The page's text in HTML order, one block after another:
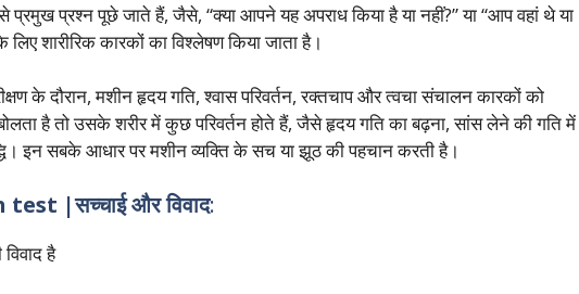
प्रमुख प्रश्न पूछे जाते हैं, जैसे, “क्या आपने यह अपराध किया है या नहीं?” या “आप वहां थे या
लिए शारीरिक कारकों का विश्लेषण किया जाता है।
के दौरान, मशीन हृदय गति, श्वास परिवर्तन, रक्तचाप और त्वचा संचालन कारकों को
है तो उसके शरीर में कुछ परिवर्तन होते हैं, जैसे हृदय गति का बढ़ना, सांस लेने की गति में
इन सबके आधार पर मशीन व्यक्ति के सच या झूठ की पहचान करती है।
|सच्चाई और विवाद:
है